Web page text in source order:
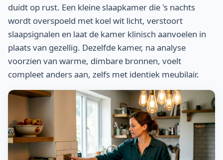
duidt op rust. Een kleine slaapkamer die 's nachts
wordt overspoeld met koel wit licht, verstoort
slaapsignalen en laat de kamer klinisch aanvoelen in
plaats van gezellig. Dezelfde kamer, na analyse
voorzien van warme, dimbare bronnen, voelt
compleet anders aan, zelfs met identiek meubilair.